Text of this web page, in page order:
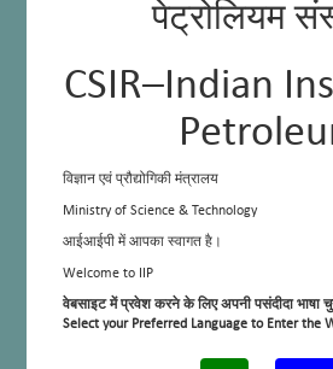
पेट्रोलियम
CSIR–Indian
विज्ञान एवं प्रौद्योगिकी मंत्रालय
Ministry of Science & Technology
आईआईपी में आपका स्वागत है।
Welcome to IIP
वेबसाइट में प्रवेश करने के लिए अपनी पसंदीदा भाषा
Select your Preferred Language to Enter the